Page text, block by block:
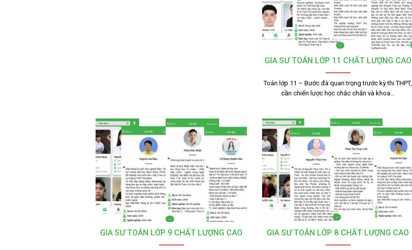
GIA SƯ TOÁN LỚP 11 CHẤT LƯỢNG CAO
Toán lớp 11 – Bước đà quan trọng trước kỳ thi THPT,
cần chiến lược học chắc chắn và khoa…
GIA SƯ TOÁN LỚP 9 CHẤT LƯỢNG CAO GIA SƯ TOÁN LỚP 8 CHẤT LƯỢNG CAO